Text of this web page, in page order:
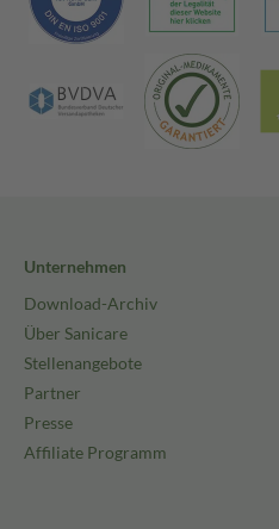
Unternehmen
Download-Archiv
Über Sanicare
Stellenangebote
Partner
Presse
Affiliate Programm